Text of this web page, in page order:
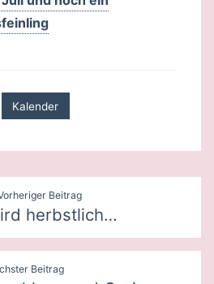
Kalender
Beitrag
herbstlich…
Beitrag